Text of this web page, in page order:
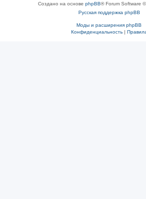
Создано на основе phpBB® Forum Software
Русская поддержка phpBB
Моды и расширения phpBB
Конфиденциальность|